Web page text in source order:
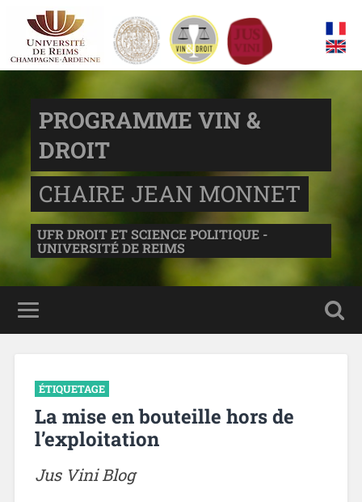
PROGRAMME VIN &
DROIT
CHAIRE JEAN MONNET
UFR DROIT ET SCIENCE POLITIQUE -
UNIVERSITÉ DE REIMS
ÉTIQUETAGE
La mise en bouteille hors de
l’exploitation
Jus Vini Blog